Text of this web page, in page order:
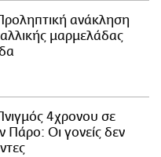
ανάκληση
μαρμελάδας
4χρονου σε
Πάρο: Οι γονείς δεν